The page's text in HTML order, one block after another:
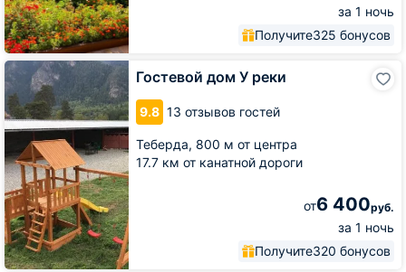
за 1 ночь
Получите325 бонусов
Гостевой дом У реки
9.8 13 отзывов гостей
Теберда, 800 м от центра
17.7 км от канатной дороги
от6 400руб.
за 1 ночь
Получите320 бонусов
Гостевой
дом
У
реки